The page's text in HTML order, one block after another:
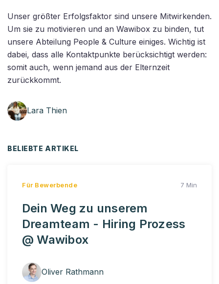
Unser größter Erfolgsfaktor sind unsere Mitwirkenden.
Um sie zu motivieren und an Wawibox zu binden, tut
unsere Abteilung People & Culture einiges. Wichtig ist
dabei, dass alle Kontaktpunkte berücksichtigt werden:
somit auch, wenn jemand aus der Elternzeit
zurückkommt.
Lara Thien
BELIEBTE ARTIKEL
Für Bewerbende 7 Min
Dein Weg zu unserem
Dreamteam - Hiring Prozess
@ Wawibox
Oliver Rathmann